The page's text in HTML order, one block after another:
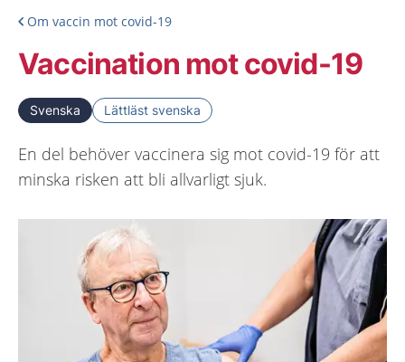
Om vaccin mot covid-19
Vaccination mot covid-19
Svenska Lättläst svenska
En del behöver vaccinera sig mot covid-19 för att
minska risken att bli allvarligt sjuk.